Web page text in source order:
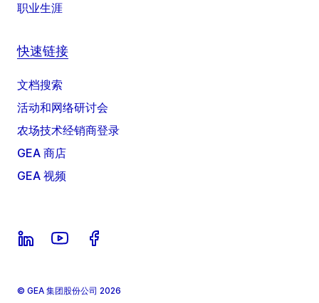
职业生涯
快速链接
文档搜索
活动和网络研讨会
农场技术经销商登录
GEA 商店
GEA 视频
© GEA 集团股份公司 2026